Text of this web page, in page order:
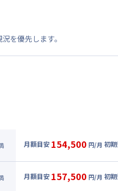
を優先します。
月額目安 154,500 円/月 初
94,800円/月 (3,160円/
月額目安 157,500 円/月 初